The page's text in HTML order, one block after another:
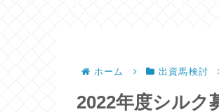
ホーム 出資馬検討
2022年度シルク